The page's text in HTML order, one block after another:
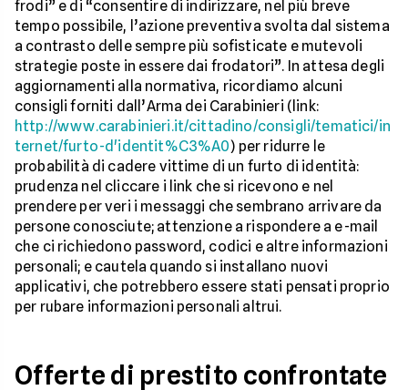
frodi” e di “consentire di indirizzare, nel più breve
tempo possibile, l’azione preventiva svolta dal sistema
a contrasto delle sempre più sofisticate e mutevoli
strategie poste in essere dai frodatori”. In attesa degli
aggiornamenti alla normativa, ricordiamo alcuni
consigli forniti dall’Arma dei Carabinieri (link:
http://www.carabinieri.it/cittadino/consigli/tematici/in
ternet/furto-d'identit%C3%A0) per ridurre le
probabilità di cadere vittime di un furto di identità:
prudenza nel cliccare i link che si ricevono e nel
prendere per veri i messaggi che sembrano arrivare da
persone conosciute; attenzione a rispondere a e-mail
che ci richiedono password, codici e altre informazioni
personali; e cautela quando si installano nuovi
applicativi, che potrebbero essere stati pensati proprio
per rubare informazioni personali altrui.
Offerte di prestito confrontate